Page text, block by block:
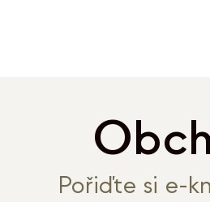
Pořiďte si e-